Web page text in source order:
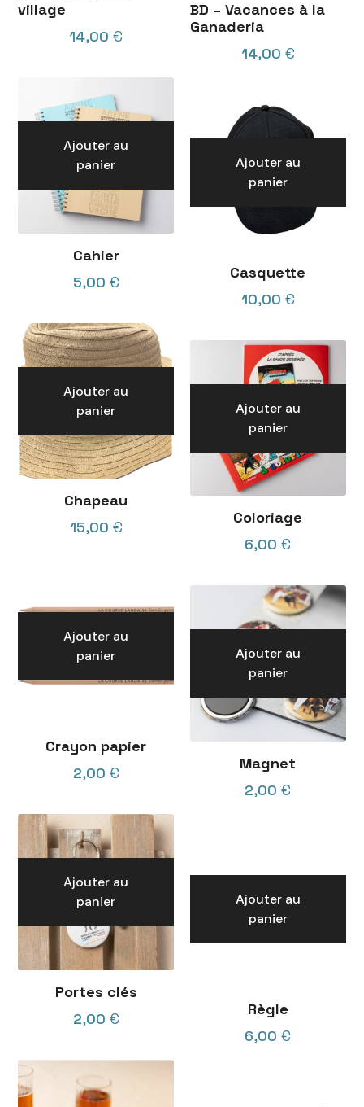
village
14,00€
BD – Vacances à la
Ganaderia
14,00 €
Ajouter au
panier
Cahier
5,00 €
Ajouter au
panier
Casquette
10,00 €
Ajouter au
panier
Chapeau
15,00 €
Ajouter au
panier
Coloriage
6,00€
Ajouter au
panier
Crayon papier
2,00 €
Ajouter au
panier
Magnet
2,00€
Ajouter au
panier
Portes clés
2,00 €
Ajouter au
panier
Règle
6,00€